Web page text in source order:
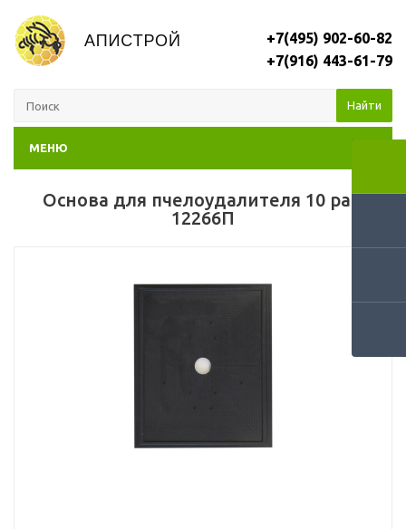
+7(495) 902-60-82
+7(916) 443-61-79
Найти
МЕНЮ
Основа для пчелоудалителя 10 рам
12266П